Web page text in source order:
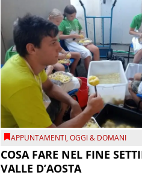
APPUNTAMENTI,OGGI & DOMANI
COSA FARE NEL FINE
VALLE D’AOSTA